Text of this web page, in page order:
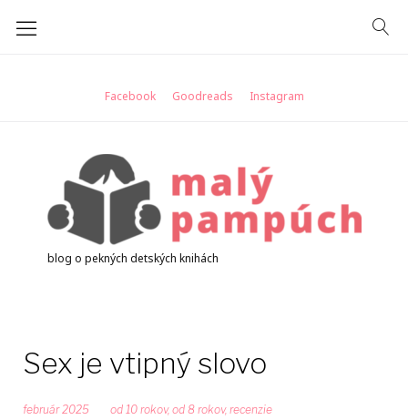
Facebook Goodreads Instagram
blog o pekných detských knihách
Sex je vtipný slovo
február 2025 od 10 rokov, od 8 rokov, recenzie